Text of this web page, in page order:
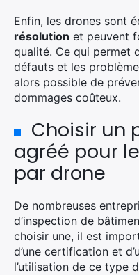
Enfin, les drones sont
résolution et peuvent
qualité. Ce qui permet
défauts et les
alors possible de
dommages coûteux.
Choisir un
agréé pour
par drone
De nombreuses
d’inspection de
choisir une, il est
d’une certification et
l’utilisation de ce type